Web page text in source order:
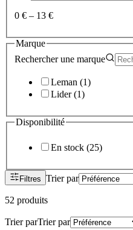
0 € – 13 €
Marque
Rechercher une marque
Leman (1)
Lider(1)
Disponibilité
En stock (25)
Filtres Trier par
52 produits
Trier parTrier par